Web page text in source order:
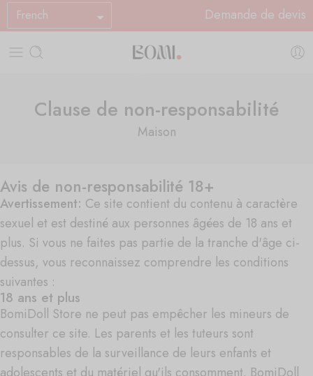
French Demande de devis
Clause de non-responsabilité
Maison
Avis de non-responsabilité 18+
Avertissement: Ce site contient du contenu à caractère
sexuel et est destiné aux personnes âgées de 18 ans et
plus. Si vous ne faites pas partie de la tranche d'âge ci-
dessus, vous reconnaissez comprendre les conditions
suivantes :
18 ans et plus
BomiDoll Store ne peut pas empêcher les mineurs de
consulter ce site. Les parents et les tuteurs sont
responsables de la surveillance de leurs enfants et